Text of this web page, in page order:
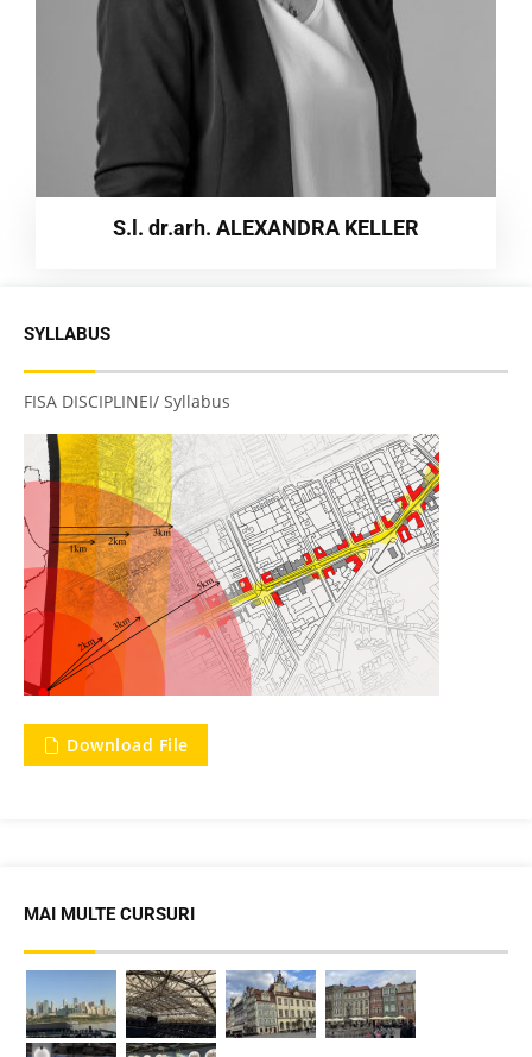
S.l. dr.arh. ALEXANDRA KELLER
SYLLABUS
FISA DISCIPLINEI/ Syllabus
Download File
MAI MULTE CURSURI